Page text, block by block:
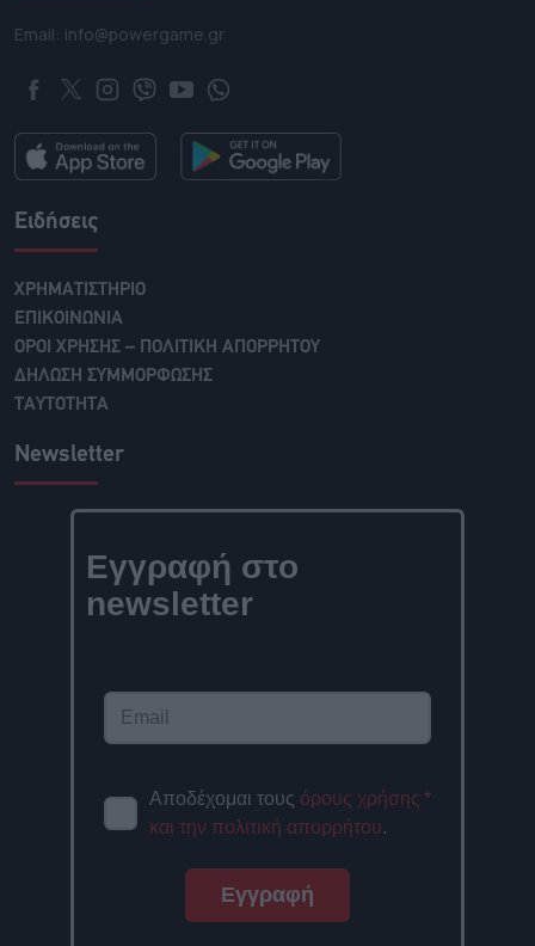
Email: info@powergame.gr
Ειδήσεις
ΧΡΗΜΑΤΙΣΤΗΡΙΟ
ΕΠΙΚΟΙΝΩΝΙΑ
ΟΡΟΙ ΧΡΗΣΗΣ – ΠΟΛΙΤΙΚΗ ΑΠΟΡΡΗΤΟΥ
ΔΗΛΩΣΗ ΣΥΜΜΟΡΦΩΣΗΣ
ΤΑΥΤΟΤΗΤΑ
Newsletter
Εγγραφή στο
newsletter
Αποδέχομαι τους όρους χρήσης
και την πολιτική απορρήτου.
*
Εγγραφή